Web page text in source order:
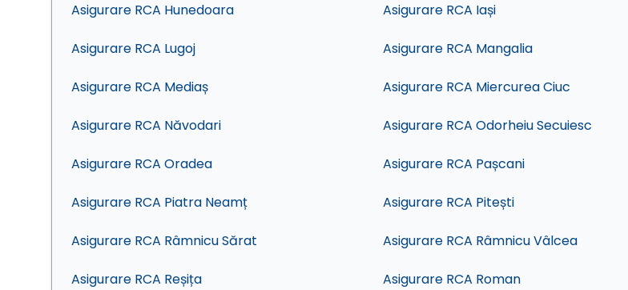
Asigurare RCA Hunedoara Asigurare RCA Iași
Asigurare RCA Lugoj Asigurare RCA Mangalia
Asigurare RCA Mediaș Asigurare RCA Miercurea Ciuc
Asigurare RCA Năvodari Asigurare RCA Odorheiu Secuiesc
Asigurare RCA Oradea Asigurare RCA Pașcani
Asigurare RCA Piatra Neamț Asigurare RCA Pitești
Asigurare RCA Râmnicu Sărat Asigurare RCA Râmnicu Vâlcea
Asigurare RCA Reșița Asigurare RCA Roman